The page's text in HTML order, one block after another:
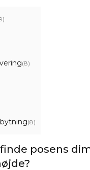
(8)
(8)
posens